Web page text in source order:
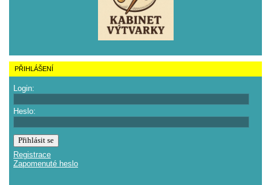
PŘIHLÁŠENÍ
Login:
Heslo:
Registrace
Zapomenuté heslo